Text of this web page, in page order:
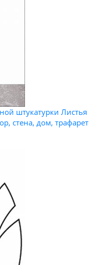
штукатурки Листья
стена, дом, трафарет